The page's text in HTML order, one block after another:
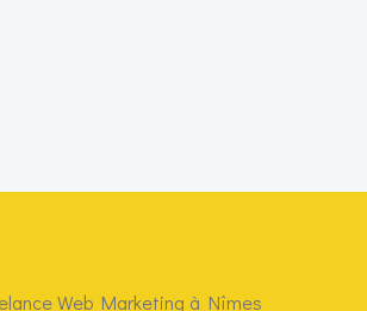
Web Marketing à Nîmes